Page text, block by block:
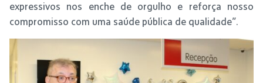
expressivos nos enche de orgulho e reforça nosso
compromisso com uma saúde pública de qualidade”.